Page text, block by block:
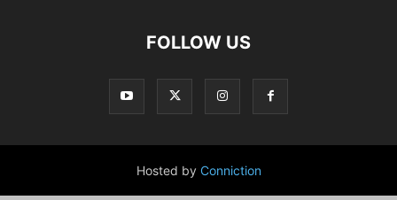
FOLLOW US
Hosted by Conniction